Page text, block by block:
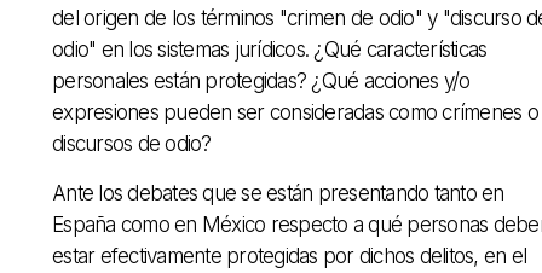
del origen de los términos "crimen de odio" y "discurso
odio" en los sistemas jurídicos. ¿Qué características
personales están protegidas? ¿Qué acciones y/o
expresiones pueden ser consideradas como crímenes o
discursos de odio?
Ante los debates que se están presentando tanto en
España como en México respecto a qué personas
estar efectivamente protegidas por dichos delitos, en el